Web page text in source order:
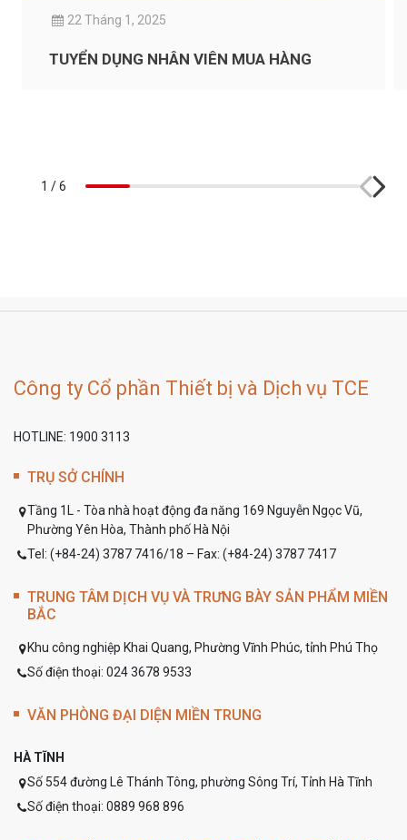
22 Tháng 1, 2025
TUYỂN DỤNG NHÂN VIÊN MUA HÀNG
1 /6
Công ty Cổ phần Thiết bị và Dịch vụ TCE
HOTLINE: 1900 3113
TRỤ SỞ CHÍNH
Tầng 1L - Tòa nhà hoạt động đa năng 169 Nguyễn Ngọc Vũ,
Phường Yên Hòa, Thành phố Hà Nội
Tel: (+84-24) 3787 7416/18 – Fax: (+84-24) 3787 7417
TRUNG TÂM DỊCH VỤ VÀ TRƯNG BÀY SẢN PHẨM MIỀN
BẮC
Khu công nghiệp Khai Quang, Phường Vĩnh Phúc, tỉnh Phú Thọ
Số điện thoại: 024 3678 9533
VĂN PHÒNG ĐẠI DIỆN MIỀN TRUNG
HÀ TĨNH
Số 554 đường Lê Thánh Tông, phường Sông Trí, Tỉnh Hà Tĩnh
Số điện thoại: 0889 968 896